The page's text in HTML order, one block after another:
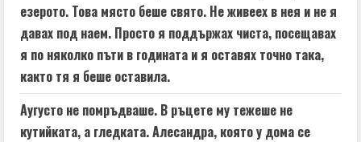
езерото. Това място беше свято. Не живеех в нея и не я
давах под наем. Просто я поддържах чиста, посещавах
я по няколко пъти в годината и я оставях точно така,
както тя я беше оставила.
Аугусто не помръдваше. В ръцете му тежеше не
кутийката, а гледката. Алесандра, която у дома се